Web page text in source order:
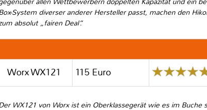
System diverser anderer Hersteller passt, machen den
absolut „fairen Deal“.
Worx WX121
115 Euro
WX121 von Worx ist ein Oberklassegerät wie es im